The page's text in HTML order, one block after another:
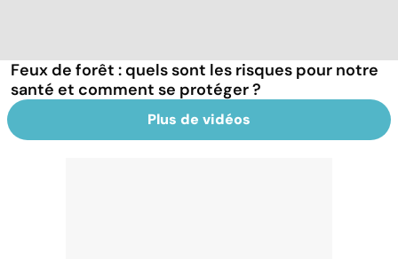
Feux de forêt : quels sont les risques pour notre
santé et comment se protéger ?
Plus de vidéos